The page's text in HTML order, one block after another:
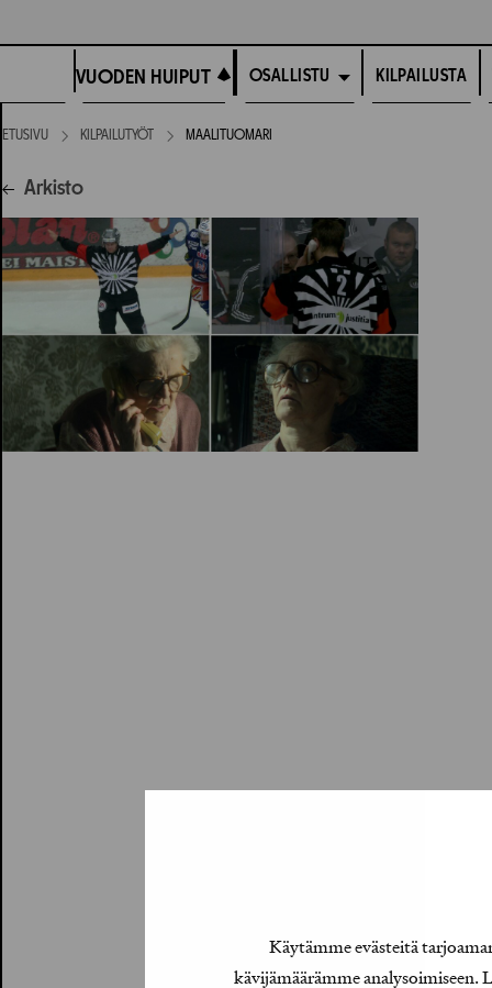
Käytämme evästeitä
kävijämäärämme analysoimiseen.
suoraan
VUODEN HUIPUT
VUODEN HUIPUT OSALLISTU KILPAILUSTA
ETUSIVU KILPAILUTYÖT MAALITUOMARI
Arkisto